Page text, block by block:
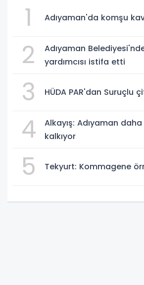
1 Adıyaman'da komşu
2
Adıyaman
yardımcısı istifa etti
3 HÜDA PAR'dan Suruçlu
4
Alkayış: Adıyaman
kalkıyor
5 Tekyurt: Kommagene